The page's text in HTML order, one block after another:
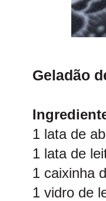
Geladão
1 lata de
1 lata de
1 caixinha
1 vidro de